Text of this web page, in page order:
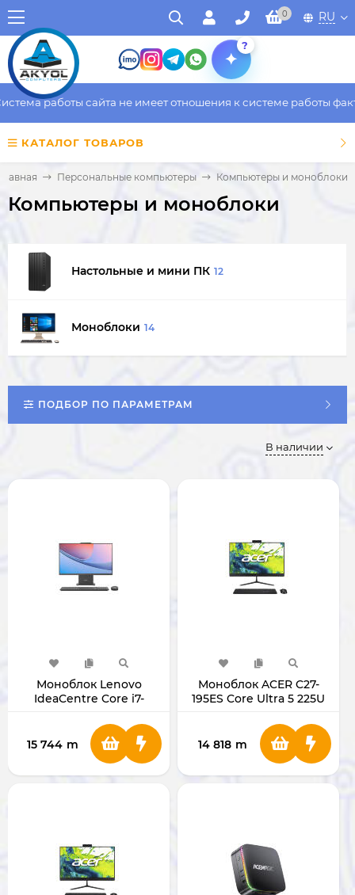
0 RU
?
работы сайта не имеет отношения к системе работы
КАТАЛОГ ТОВАРОВ
Персональные компьютеры Компьютеры и моноблоки
Компьютеры и моноблоки
Настольные и мини ПК 12
Моноблоки 14
ПОДБОР ПО ПАРАМЕТРАМ
В наличии
Моноблок Lenovo
IdeaCentre Core i7-
8/512GB (LUNA GREY)
15 744 m
Моноблок ACER C27-
195ES Core Ultra 5 225U
512GB/27" Black
14 818 m